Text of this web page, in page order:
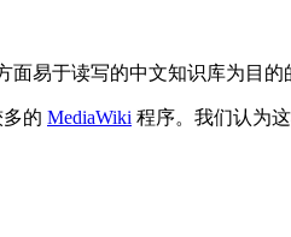
易于读写的中文知识库为目
的 MediaWiki 程序。我们认为